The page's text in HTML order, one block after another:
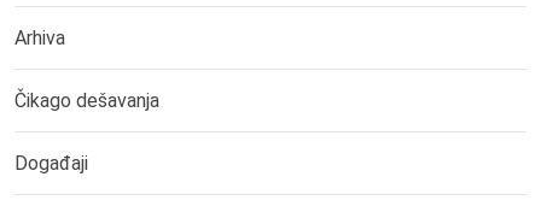
Arhiva
Čikago dešavanja
Događaji